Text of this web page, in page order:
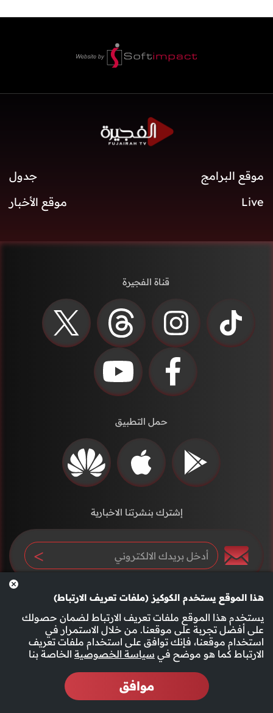
هذا الموقع يستخدم الكوكيز (ملفات تعريف الارتباط)
يستخدم هذا الموقع ملفات تعريف الارتباط لضمان حصولك
على أفضل تجربة على موقعنا. من خلال الاستمرار في
استخدام موقعنا، فإنك توافق على استخدام ملفات تعريف
الارتباط كما هو موضح في سياسة الخصوصية الخاصة بنا
موافق
موقع البرامج
جدول
Live
موقع الأخبار
قناة الفجيرة
حمل التطبيق
إشترك بنشرتنا الاخبارية
سياسة الخصوصية الأحكام والشروط